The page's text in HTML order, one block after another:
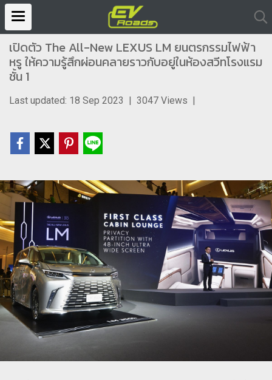
เปิดตัว The All-New LEXUS LM ยนตรกรรมไฟฟ้า
หรู ให้ความรู้สึกผ่อนคลายราวกับอยู่ในห้องสวีทโรงแรม
ชั้น 1
Last updated: 18 Sep 2023 | 3047 Views |